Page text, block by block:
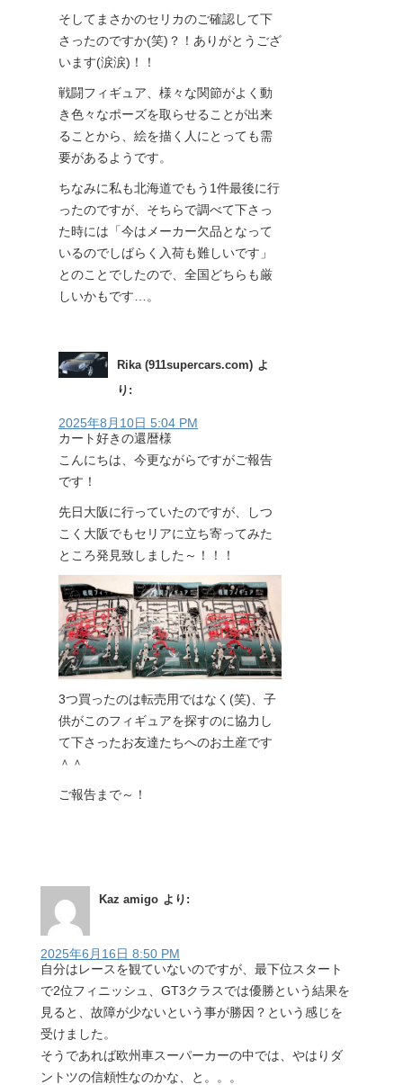
そしてまさかのセリカのご確認して下
さったのですか(笑)？！ありがとうござ
います(涙涙)！！
戦闘フィギュア、様々な関節がよく動
き色々なポーズを取らせることが出来
ることから、絵を描く人にとっても需
要があるようです。
ちなみに私も北海道でもう1件最後に行
ったのですが、そちらで調べて下さっ
た時には「今はメーカー欠品となって
いるのでしばらく入荷も難しいです」
とのことでしたので、全国どちらも厳
しいかもです…。
Rika (911supercars.com) よ
り:
2025年8月10日 5:04 PM
カート好きの還暦様
こんにちは、今更ながらですがご報告
です！
先日大阪に行っていたのですが、しつ
こく大阪でもセリアに立ち寄ってみた
ところ発見致しました～！！！
3つ買ったのは転売用ではなく(笑)、子
供がこのフィギュアを探すのに協力し
て下さったお友達たちへのお土産です
＾＾
ご報告まで～！
Kaz amigo より:
2025年6月16日 8:50 PM
自分はレースを観ていないのですが、最下位スタート
で2位フィニッシュ、GT3クラスでは優勝という結果を
見ると、故障が少ないという事が勝因？という感じを
受けました。
そうであれば欧州車スーパーカーの中では、やはりダ
ントツの信頼性なのかな、と。。。